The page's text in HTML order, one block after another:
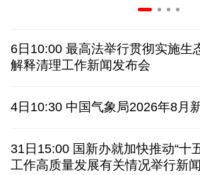
白宫否认特朗普与赫格塞思因弹
美媒称美国增派人手 在古巴加大
巴西降级与阿根廷关系 阿称驻巴
6日10:00 最高法举行贯彻实施生
解释清理工作新闻发布会
4日10:30 中国气象局2026年8月
31日15:00 国新办就加快推动“十
工作高质量发展有关情况举行新